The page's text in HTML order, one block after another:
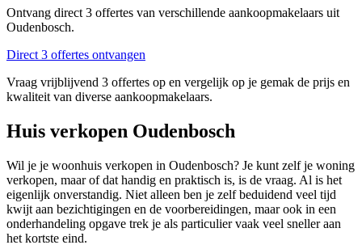
Ontvang direct 3 offertes van verschillende aankoopmakelaars uit
Oudenbosch.
Direct 3 offertes ontvangen
Vraag vrijblijvend 3 offertes op en vergelijk op je gemak de prijs en
kwaliteit van diverse aankoopmakelaars.
Huis verkopen Oudenbosch
Wil je je woonhuis verkopen in Oudenbosch? Je kunt zelf je woning
verkopen, maar of dat handig en praktisch is, is de vraag. Al is het
eigenlijk onverstandig. Niet alleen ben je zelf beduidend veel tijd
kwijt aan bezichtigingen en de voorbereidingen, maar ook in een
onderhandeling opgave trek je als particulier vaak veel sneller aan
het kortste eind.